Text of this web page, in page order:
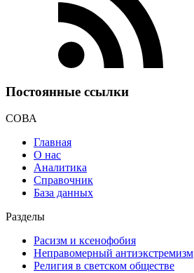
Постоянные ссылки
СОВА
Главная
О нас
Аналитика
Справочник
База данных
Разделы
Расизм и ксенофобия
Неправомерный антиэкстремизм
Религия в светском обществе